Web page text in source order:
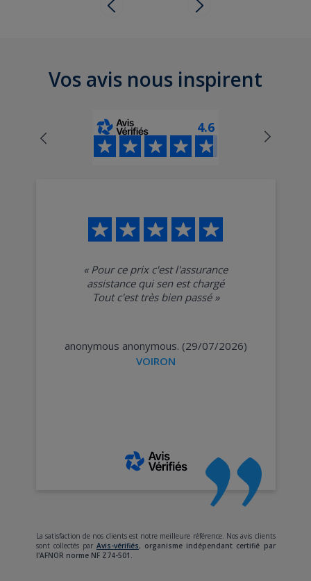
Vos avis nous inspirent
4.6
« Pour ce prix c'est l'assurance
assistance qui sen est chargé
Tout c'est très bien passé»
anonymous anonymous. (29/07/2026)
VOIRON
La satisfaction de nos clients est notre meilleure référence. Nos avis clients
sont collectés par Avis-vérifiés, organisme indépendant certifié par
l'AFNOR norme NF Z74-501.